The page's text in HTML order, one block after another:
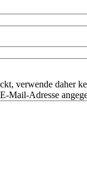
verwende daher
Mail-Adresse